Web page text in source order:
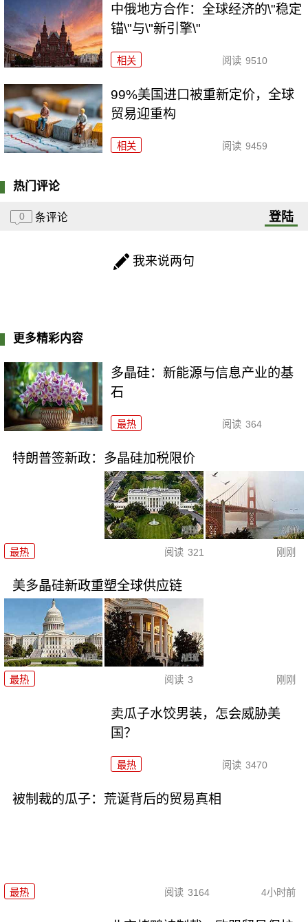
中俄地方合作：全球经济的\"稳定
锚\"与\"新引擎\"
相关 阅读 9510
99%美国进口被重新定价，全球
贸易迎重构
相关 阅读 9459
热门评论
0 条评论 登陆
我来说两句
更多精彩内容
多晶硅：新能源与信息产业的基
石
最热 阅读 364
特朗普签新政：多晶硅加税限价
最热 阅读 321 刚刚
美多晶硅新政重塑全球供应链
最热 阅读 3 刚刚
卖瓜子水饺男装，怎会威胁美
国？
最热 阅读 3470
被制裁的瓜子：荒诞背后的贸易真相
最热 阅读 3164 4小时前